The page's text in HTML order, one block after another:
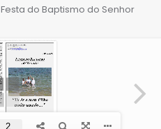
Festa do Baptismo do Senhor